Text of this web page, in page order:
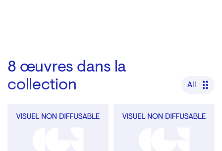
8 œuvres dans la
collection
All